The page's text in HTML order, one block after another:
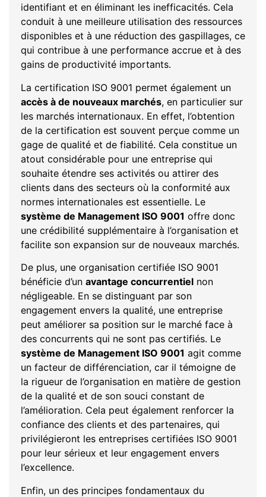
identifiant et en éliminant les inefficacités. Cela
conduit à une meilleure utilisation des ressources
disponibles et à une réduction des gaspillages, ce
qui contribue à une performance accrue et à des
gains de productivité importants.
La certification ISO 9001 permet également un
accès à de nouveaux marchés, en particulier sur
les marchés internationaux. En effet, l’obtention
de la certification est souvent perçue comme un
gage de qualité et de fiabilité. Cela constitue un
atout considérable pour une entreprise qui
souhaite étendre ses activités ou attirer des
clients dans des secteurs où la conformité aux
normes internationales est essentielle. Le
système de Management ISO 9001 offre donc
une crédibilité supplémentaire à l’organisation et
facilite son expansion sur de nouveaux marchés.
De plus, une organisation certifiée ISO 9001
bénéficie d’un avantage concurrentiel non
négligeable. En se distinguant par son
engagement envers la qualité, une entreprise
peut améliorer sa position sur le marché face à
des concurrents qui ne sont pas certifiés. Le
système de Management ISO 9001 agit comme
un facteur de différenciation, car il témoigne de
la rigueur de l’organisation en matière de gestion
de la qualité et de son souci constant de
l’amélioration. Cela peut également renforcer la
confiance des clients et des partenaires, qui
privilégieront les entreprises certifiées ISO 9001
pour leur sérieux et leur engagement envers
l’excellence.
Enfin, un des principes fondamentaux du